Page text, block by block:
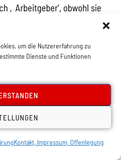
um die Nutzererfahrung zu
Dienste und Funktionen
Kontakt, Impressum, Offenlegung
‚Arbeitgeber‘, obwohl sie
Industriebetriebe, des
Fabriken, Bergwerke und
der Bevölkerung.
diese Forderung nicht
eure eigene Hand – ihr habt
sozialer Protest in einen